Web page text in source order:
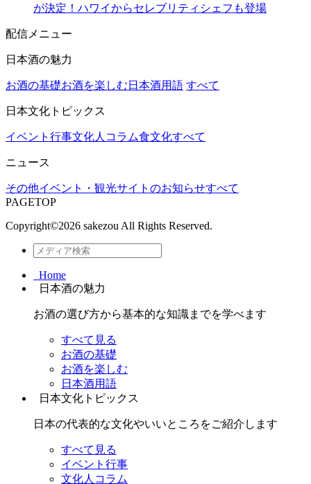
が決定！ハワイからセレブリティシェフも登場
配信メニュー
日本酒の魅力
お酒の基礎お酒を楽しむ 日本酒用語 すべて
日本文化トピックス
イベント行事文化人コラム食文化すべて
ニュース
その他イベント・観光サイトのお知らせすべて
PAGETOP
Copyright©2026 sakezou All Rights Reserved.
Home
日本酒の魅力
お酒の選び方から基本的な知識までを学べます
すべて見る
お酒の基礎
お酒を楽しむ
日本酒用語
日本文化トピックス
日本の代表的な文化やいいところをご紹介します
すべて見る
イベント行事
文化人コラム